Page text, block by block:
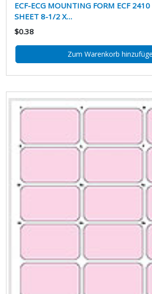
ECF-ECG MOUNTING FORM ECF
SHEET 8-1/2 X…
$0.38
Zum Warenkorb